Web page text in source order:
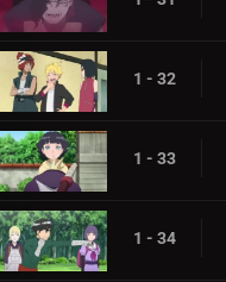
1 - 32
1 - 33
1 - 34